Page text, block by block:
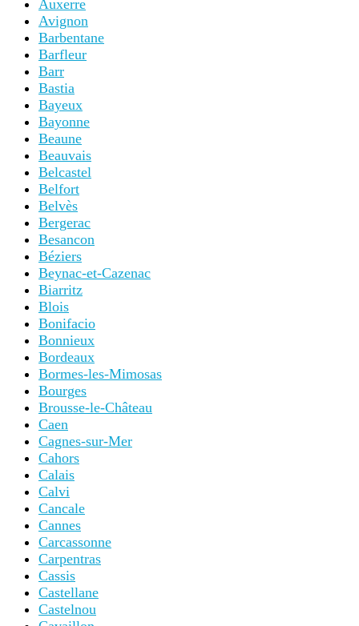
Auxerre
Avignon
Barbentane
Barfleur
Barr
Bastia
Bayeux
Bayonne
Beaune
Beauvais
Belcastel
Belfort
Belvès
Bergerac
Besancon
Béziers
Beynac-et-Cazenac
Biarritz
Blois
Bonifacio
Bonnieux
Bordeaux
Bormes-les-Mimosas
Bourges
Brousse-le-Château
Caen
Cagnes-sur-Mer
Cahors
Calais
Calvi
Cancale
Cannes
Carcassonne
Carpentras
Cassis
Castellane
Castelnou